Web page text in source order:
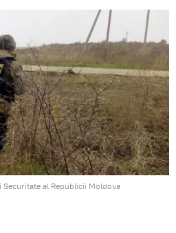
al Republicii Moldova